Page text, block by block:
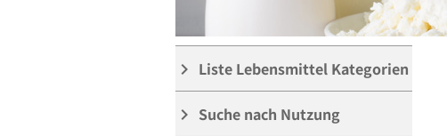
keyboard_arrow_right Liste Lebensmittel Kategorien
keyboard_arrow_right Suche nach Nutzung